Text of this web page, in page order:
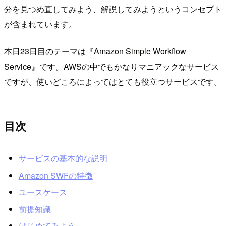
分を見つめ直してみよう、解説してみようというコンセプト
が含まれています。
本日23日目のテーマは『Amazon Simple Workflow
Service』です。AWSの中でもかなりマニアックなサービス
ですが、使いどころによってはとても役立つサービスです。
目次
サービスの基本的な説明
Amazon SWFの特徴
ユースケース
前提知識